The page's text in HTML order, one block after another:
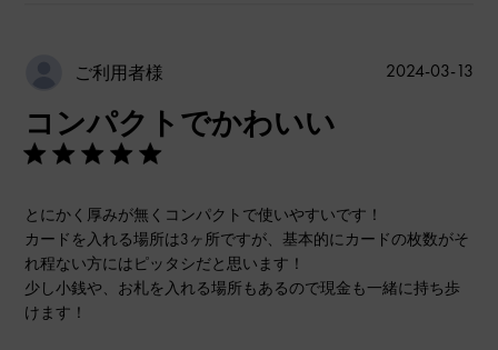
ご利用者様
コンパクトでかわいい
とにかく厚みが無くコンパクトで使いやすいです！
カードを入れる場所は3ヶ所ですが、基本的にカードの枚数がそ
れ程ない方にはピッタシだと思います！
少し小銭や、お札を入れる場所もあるので現金も一緒に持ち歩
けます！
公
2024-03-13